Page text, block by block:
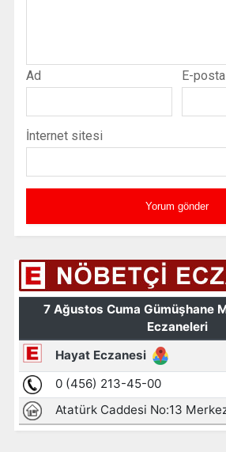
Ad E-posta
İnternet sitesi